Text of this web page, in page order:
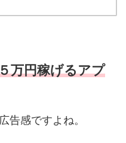
万円稼げるアプ
告感ですよね。